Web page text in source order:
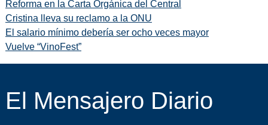
Reforma en la Carta Orgánica del Central
Cristina lleva su reclamo a la ONU
El salario mínimo debería ser ocho veces mayor
Vuelve “VinoFest”
El Mensajero Diario